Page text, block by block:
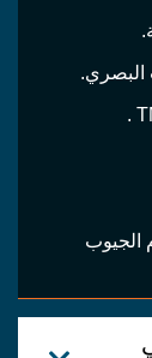
الجيوب